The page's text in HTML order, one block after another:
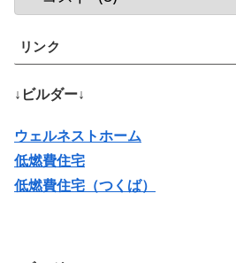
リンク
↓ビルダー↓
ウェルネストホーム
低燃費住宅
低燃費住宅（つくば）